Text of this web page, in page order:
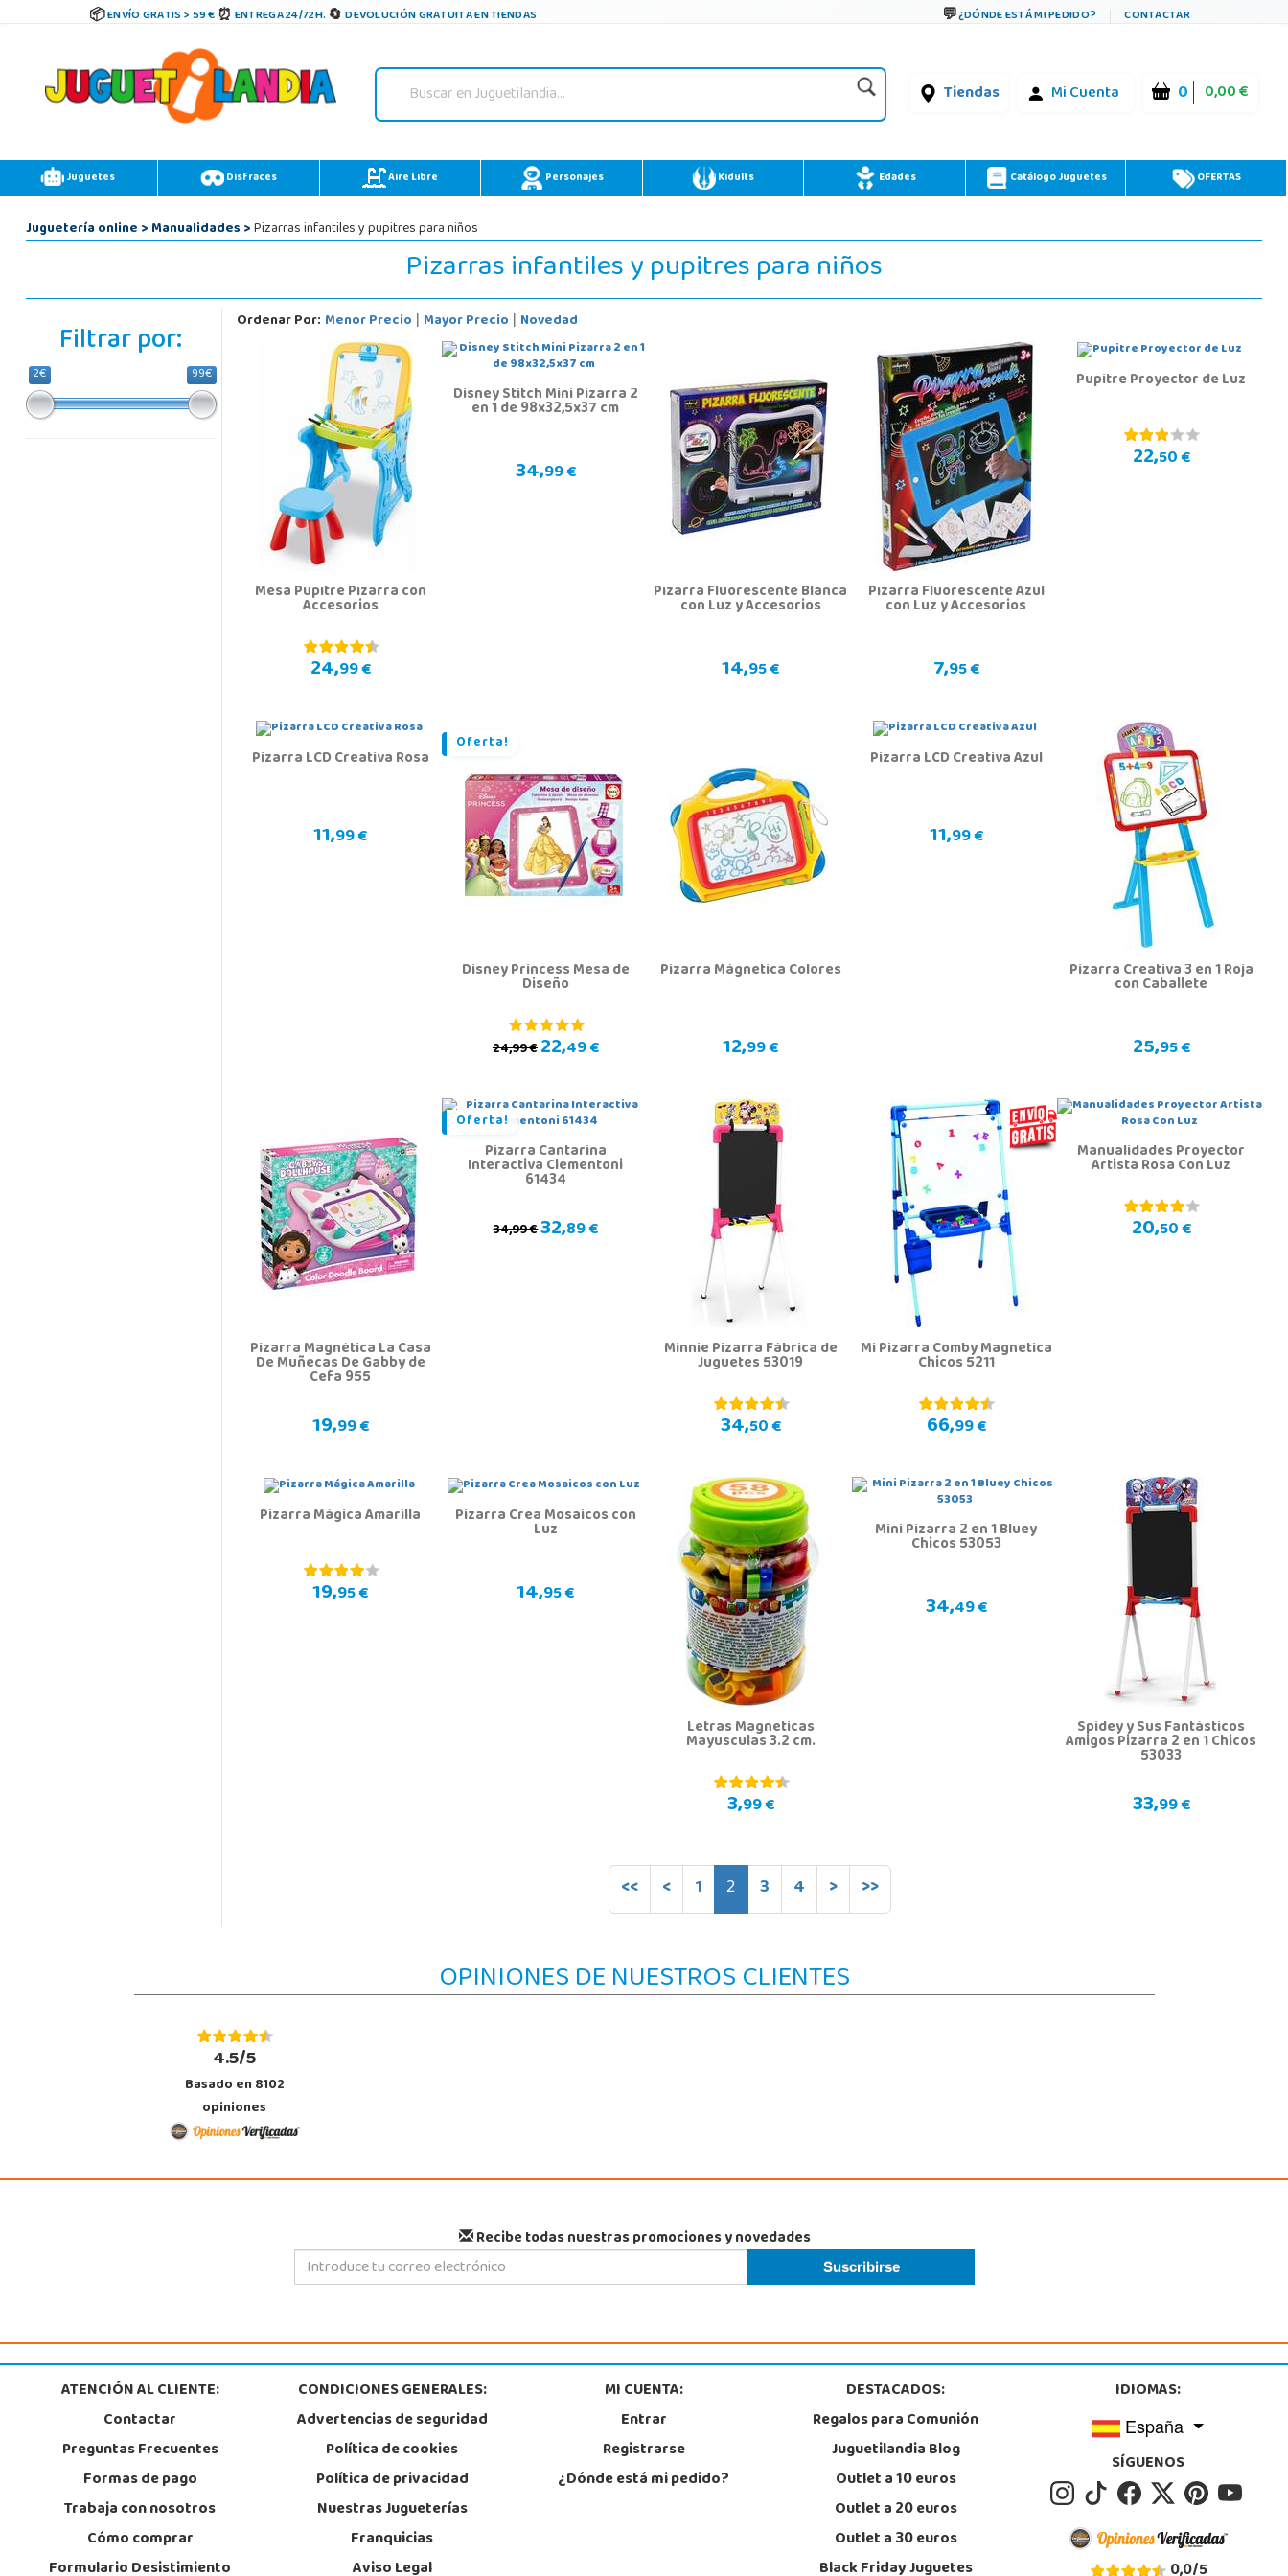
ENVÍO GRATIS > 59 € ENTREGA 24/72H. DEVOLUCIÓN GRATUITA EN TIENDAS ¿DÓNDE ESTÁ MI PEDIDO? CONTACTAR
Tiendas Mi Cuenta 0 0,00 €
Juguetes Disfraces Aire Libre Personajes Kidults Edades Catálogo Juguetes OFERTAS
Juguetería online>Manualidades>Pizarras infantiles y pupitres para niños
Pizarras infantiles y pupitres para niños
Filtrar por:
2€ 99€
Ordenar Por: Menor Precio | Mayor Precio | Novedad
Mesa Pupitre Pizarra con
Accesorios
24,99 €
Disney Stitch Mini Pizarra 2
en 1 de 98x32,5x37 cm
34,99 €
Pizarra Fluorescente Blanca
con Luz y Accesorios
14,95 €
Pizarra Fluorescente Azul
con Luz y Accesorios
7,95 €
Pupitre Proyector de Luz
22,50 €
Pizarra LCD Creativa Rosa
11,99 €
Oferta!
Disney Princess Mesa de
Diseño
24,99 €22,49 €
Pizarra Mágnetica Colores
12,99 €
Pizarra LCD Creativa Azul
11,99 €
Pizarra Creativa 3 en 1 Roja
con Caballete
25,95 €
Pizarra Magnética La Casa
De Muñecas De Gabby de
Cefa 955
19,99 €
Oferta!
Pizarra Cantarina
Interactiva Clementoni
61434
34,99 €32,89 €
Minnie Pizarra Fábrica de
Juguetes 53019
34,50 €
Mi Pizarra Comby Magnetica
Chicos 5211
66,99 €
Manualidades Proyector
Artista Rosa Con Luz
20,50 €
Pizarra Mágica Amarilla
19,95 €
Pizarra Crea Mosaicos con
Luz
14,95 €
Letras Magneticas
Mayusculas 3.2 cm.
3,99 €
Mini Pizarra 2 en 1 Bluey
Chicos 53053
34,49 €
Spidey y Sus Fantásticos
Amigos Pizarra 2 en 1 Chicos
53033
33,99 €
<< < 1 2 3 4 > >>
OPINIONES DE NUESTROS CLIENTES
4.5/5
Basado en 8102
opiniones
Recibe todas nuestras promociones y novedades
ATENCIÓN AL CLIENTE:
Contactar
Preguntas Frecuentes
Formas de pago
Trabaja con nosotros
Cómo comprar
Formulario Desistimiento
CONDICIONES GENERALES:
Advertencias de seguridad
Política de cookies
Política de privacidad
Nuestras Jugueterías
Franquicias
Aviso Legal
MI CUENTA:
Entrar
Registrarse
¿Dónde está mi pedido?
DESTACADOS:
Regalos para Comunión
Juguetilandia Blog
Outlet a 10 euros
Outlet a 20 euros
Outlet a 30 euros
Black Friday Juguetes
IDIOMAS:
España
SÍGUENOS